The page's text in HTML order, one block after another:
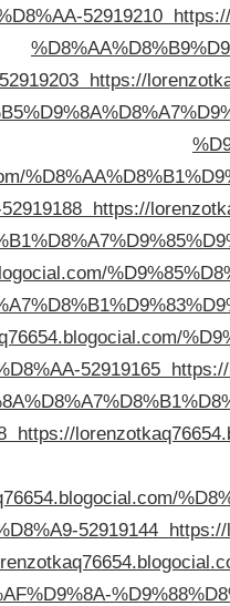
52919210
52919203 https://
https://
52919165
https://
52919144